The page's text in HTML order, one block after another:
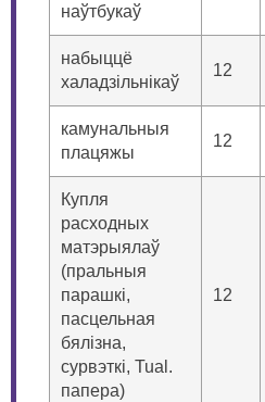
наўтбукаў
набыццё
халадзільнікаў
12
камунальныя
плацяжы
12
Купля
расходных
матэрыялаў
(пральныя
парашкі,
пасцельная
бялізна,
сурвэткі, Tual.
папера)
12